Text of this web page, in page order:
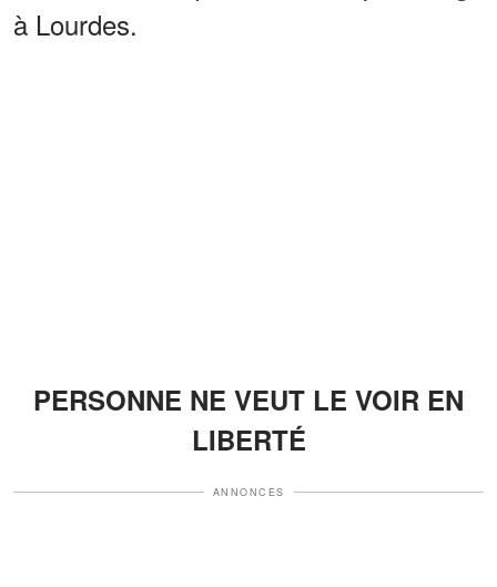
à Lourdes.
PERSONNE NE VEUT LE VOIR EN
LIBERTÉ
ANNONCES